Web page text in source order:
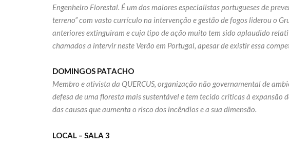
Engenheiro Florestal. É um dos maiores especialistas portugueses de
terreno” com vasto currículo na intervenção e gestão de fogos liderou o
anteriores extinguiram e cuja tipo de ação muito tem sido aplaudido
chamados a intervir neste Verão em Portugal, apesar de existir essa
DOMINGOS PATACHO
Membro e ativista da QUERCUS, organização não governamental de
defesa de uma floresta mais sustentável e tem tecido críticas à
das causas que aumenta o risco dos incêndios e a sua dimensão.
LOCAL – SALA 3